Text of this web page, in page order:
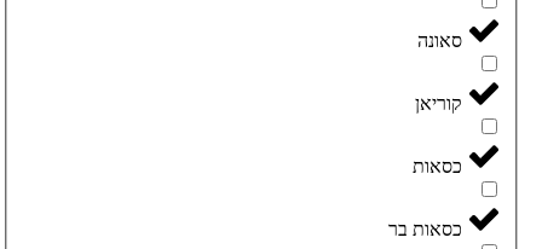
סאונה
קוריאן
כסאות
כסאות בר